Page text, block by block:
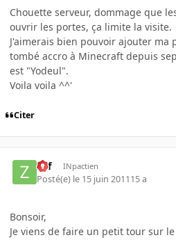
Chouette serveur, dommage que
ouvrir les portes, ça limite la visite.
J'aimerais bien pouvoir ajouter ma
tombé accro à Minecraft depuis
est "Yodeul".
Voila voila ^^'
Citer
Zef INpactien
Posté(e) le 15 juin 201115 a
Bonsoir,
Je viens de faire un petit tour sur